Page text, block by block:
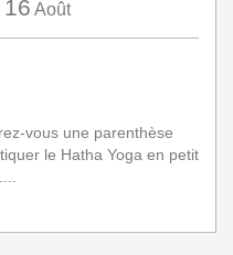
16 Août
vous une parenthèse
le Hatha Yoga en petit